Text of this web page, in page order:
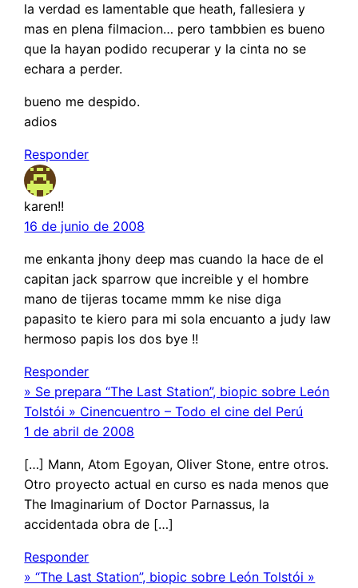
la verdad es lamentable que heath, fallesiera y
mas en plena filmacion… pero tambbien es bueno
que la hayan podido recuperar y la cinta no se
echara a perder.
bueno me despido.
adios
Responder
karen!!
16 de junio de 2008
me enkanta jhony deep mas cuando la hace de el
capitan jack sparrow que increible y el hombre
mano de tijeras tocame mmm ke nise diga
papasito te kiero para mi sola encuanto a judy law
hermoso papis los dos bye !!
Responder
» Se prepara “The Last Station”, biopic sobre León
Tolstói » Cinencuentro – Todo el cine del Perú
1 de abril de 2008
[…] Mann, Atom Egoyan, Oliver Stone, entre otros.
Otro proyecto actual en curso es nada menos que
The Imaginarium of Doctor Parnassus, la
accidentada obra de […]
Responder
» “The Last Station”, biopic sobre León Tolstói »